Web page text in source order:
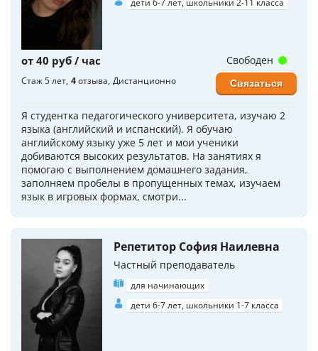
дети 6-7 лет, школьники 2-11 класса
от 40 руб / час
Стаж 5 лет 4отзыва Дистанционно
Я студентка педагогического университета, изучаю 2
языка (английский и испанский). Я обучаю
английскому языку уже 5 лет и мои ученики
добиваются высоких результатов. На занятиях я
помогаю с выполнением домашнего задания,
заполняем пробелы в пропущенных темах, изучаем
язык в игровых формах, смотри...
Свободен
Связаться
Репетитор София Наилевна
Частный преподаватель
для начинающих
дети 6-7 лет, школьники 1-7 класса